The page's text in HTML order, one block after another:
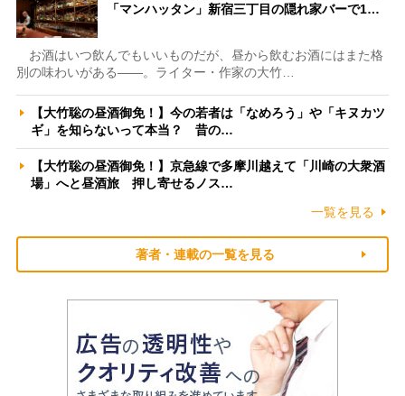
「マンハッタン」新宿三丁目の隠れ家バーで1…
お酒はいつ飲んでもいいものだが、昼から飲むお酒にはまた格
別の味わいがある――。ライター・作家の大竹…
【大竹聡の昼酒御免！】今の若者は「なめろう」や「キヌカツ
ギ」を知らないって本当？ 昔の…
【大竹聡の昼酒御免！】京急線で多摩川越えて「川崎の大衆酒
場」へと昼酒旅 押し寄せるノス…
一覧を見る
著者・連載の一覧を見る